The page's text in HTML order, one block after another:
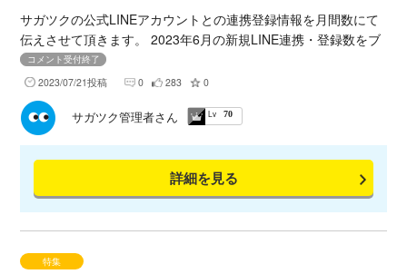
サガツクの公式LINEアカウントとの連携登録情報を月間数にて
伝えさせて頂きます。 2023年6月の新規LINE連携・登録数をブ
ログにてまとめましたので、下記URLよりご確認くださいま
せ。
コメント受付終了
2023/07/21投稿 0 283 0
詳細を見る
サガツク管理者さん Lv 70
特集